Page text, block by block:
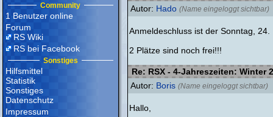
Community
1 Benutzer online
Forum
RS Wiki
RS bei Facebook
Sonstiges
Hilfsmittel
Statistik
Sonstiges
Datenschutz
Impressum
Autor: Hado (Name eingeloggt sichtbar)
Anmeldeschluss ist der Sonntag,
2 Plätze sind noch frei!!!
Re: RSX - 4-Jahreszeiten: Winter
Autor: Boris (Name eingeloggt sichtbar)
Hallo,